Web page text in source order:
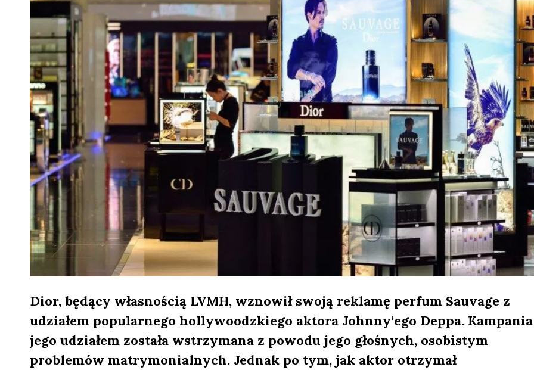
Dior, będący własnością LVMH, wznowił swoją reklamę perfum Sauvage z
udziałem popularnego hollywoodzkiego aktora Johnny‘ego Deppa.
jego udziałem została wstrzymana z powodu jego głośnych, osobistym
problemów matrymonialnych. Jednak po tym, jak aktor otrzymał